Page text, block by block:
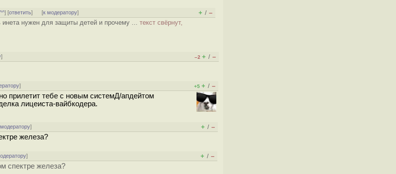
] [ответить] [к модератору] + / –
инета нужен для защиты детей и прочему ... текст свёрнут,
] –2 + / –
] +5 + / –
прилетит тебе с новым системД/апдейтом
лицеиста-вайбкодера.
] + / –
железа?
] + / –
спектре железа?